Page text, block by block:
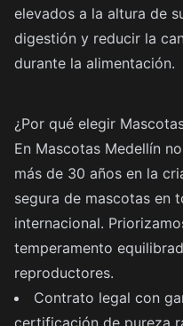
elevados a la altura de
digestión y reducir la
durante la alimentación.
¿Por qué elegir
En Mascotas Medellín
más de 30 años en la
segura de mascotas en
internacional.
temperamento
reproductores.
Contrato legal con